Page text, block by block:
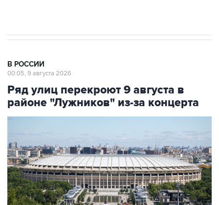
В РОССИИ
00:05, 9 августа 2026
Ряд улиц перекроют 9 августа в
районе "Лужников" из-за концерта